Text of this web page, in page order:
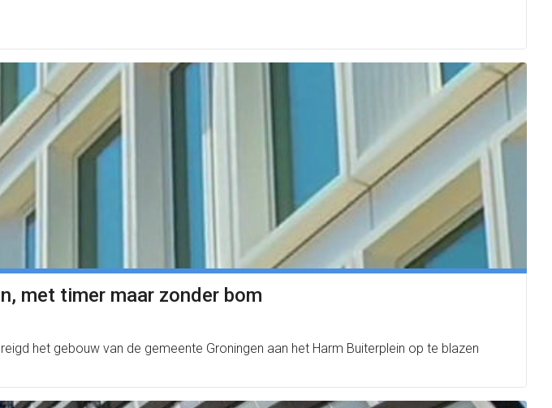
met timer maar zonder bom
het gebouw van de gemeente Groningen aan het Harm Buiterplein op te blazen